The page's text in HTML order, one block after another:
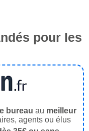
pour les
bureau au meilleur
agents ou élus